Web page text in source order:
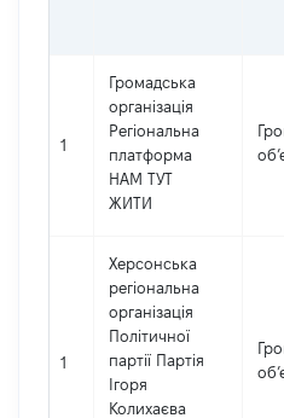
1
Громадська
організація
Регіональна
платформа
НАМ ТУТ
ЖИТИ
1
Херсонська
регіональна
організація
Політичної
партії Партія
Ігоря
Колихаєва